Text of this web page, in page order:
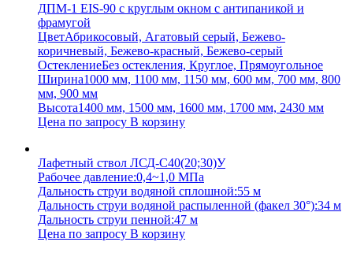
ДПМ-1 EIS-90 с круглым окном с антипаникой и
фрамугой
ЦветАбрикосовый, Агатовый серый, Бежево-
коричневый, Бежево-красный, Бежево-серый
ОстеклениеБез остекления, Круглое, Прямоугольное
Ширина1000 мм, 1100 мм, 1150 мм, 600 мм, 700 мм, 800
мм, 900 мм
Высота1400 мм, 1500 мм, 1600 мм, 1700 мм, 2430 мм
Цена по запросу В корзину
Лафетный ствол ЛСД-С40(20;30)У
Рабочее давление:0,4~1,0 МПа
Дальность струи водяной сплошной:55 м
Дальность струи водяной распыленной (факел 30°):34 м
Дальность струи пенной:47 м
Цена по запросу В корзину